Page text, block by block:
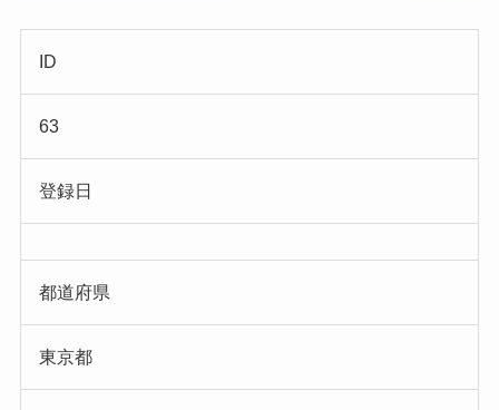
ID
63
登録日
都道府県
東京都